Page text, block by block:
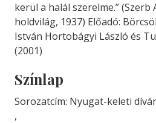
kerül a halál szerelme.” (Szerb
holdvilág, 1937) Előadó:
István Hortobágyi László és
(2001)
Színlap
Sorozatcím: Nyugat-keleti
,